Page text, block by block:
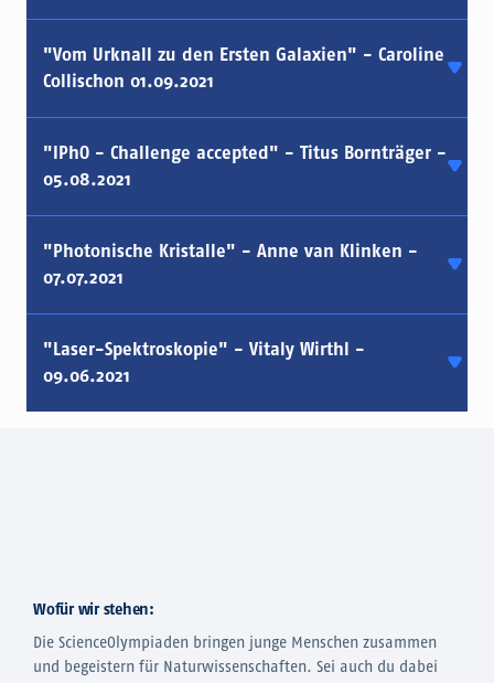
"Vom Urknall zu den Ersten Galaxien" - Caroline
Collischon 01.09.2021
"IPhO - Challenge accepted" - Titus Bornträger -
05.08.2021
"Photonische Kristalle" - Anne van Klinken -
07.07.2021
"Laser-Spektroskopie" - Vitaly Wirthl -
09.06.2021
Wofür wir stehen:
Die ScienceOlympiaden bringen junge Menschen zusammen
und begeistern für Naturwissenschaften. Sei auch du dabei